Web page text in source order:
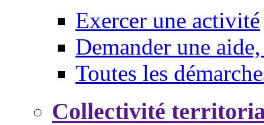
Exercer une activité
Demander une
Toutes les
Collectivité